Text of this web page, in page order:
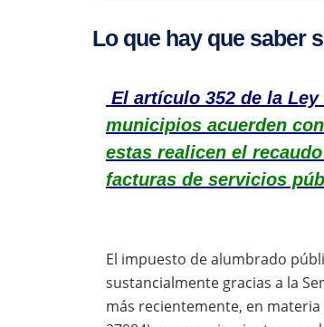
Lo que hay que saber
El artículo 352 de la
municipios acuerden
estas realicen el
facturas de servicios
El impuesto de alumbrado
sustancialmente gracias a la
más recientemente, en materia